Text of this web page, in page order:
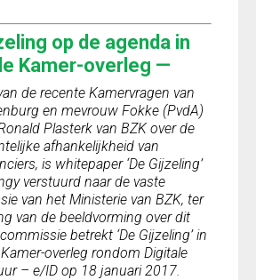
op de agenda in
Kamer-overleg —
de recente Kamervragen van
en mevrouw Fokke (PvdA)
Plasterk van BZK over de
afhankelijkheid van
is whitepaper ‘De Gijzeling’
verstuurd naar de vaste
van het Ministerie van BZK, ter
van de beeldvorming over dit
betrekt ‘De Gijzeling’ in
overleg rondom Digitale
– e/ID op 18 januari 2017.